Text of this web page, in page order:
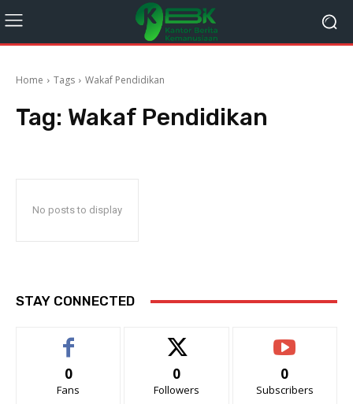
Home Tags Wakaf Pendidikan
Tag: Wakaf Pendidikan
No posts to display
STAY CONNECTED
0
Fans
0
Followers
0
Subscribers